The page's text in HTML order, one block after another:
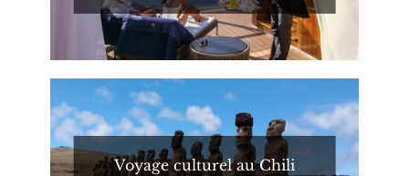
Voyage culturel au Chili